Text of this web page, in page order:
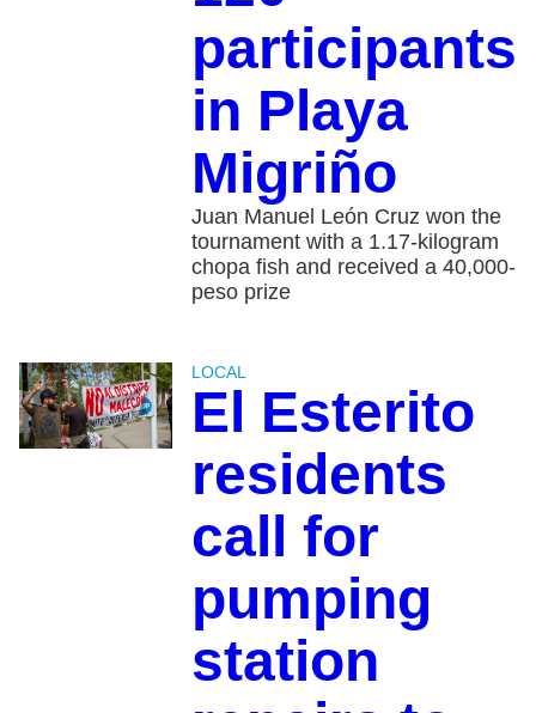
participants
in Playa
Migriño
Juan Manuel León Cruz won the
tournament with a 1.17-kilogram
chopa fish and received a 40,000-
peso prize
LOCAL
El Esterito
residents
call for
pumping
station